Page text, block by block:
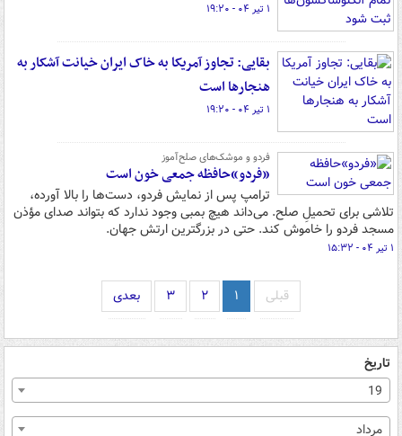
۱ تیر ۰۴ - ۱۹:۲۰
بقایی: تجاوز آمریکا به خاک ایران خیانت آشکار به
هنجارها است
۱ تیر ۰۴ - ۱۹:۲۰
فردو و موشک‌های صلح‌آموز
«فردو»حافظه‌ جمعی خون است
ترامپ پس از نمایش فردو، دست‌ها را بالا آورده،
تلاشی برای تحمیلِ صلح. می‌داند هیچ بمبی وجود ندارد که بتواند صدای مؤذن
مسجد فردو را خاموش کند. حتی در بزرگترین ارتش جهان.
۱ تیر ۰۴ - ۱۵:۳۲
قبلی ۱ ۲ ۳ بعدی
تاریخ
19
مرداد